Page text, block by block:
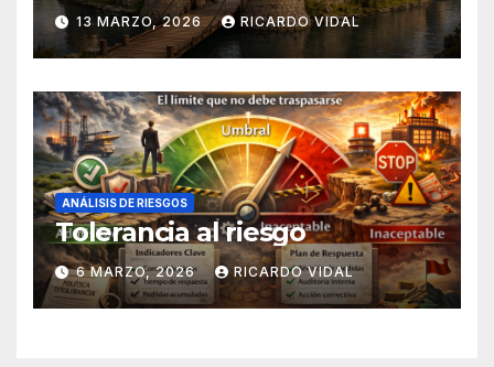
13 MARZO, 2026 RICARDO VIDAL
ANÁLISIS DE RIESGOS
Tolerancia al riesgo
6 MARZO, 2026 RICARDO VIDAL